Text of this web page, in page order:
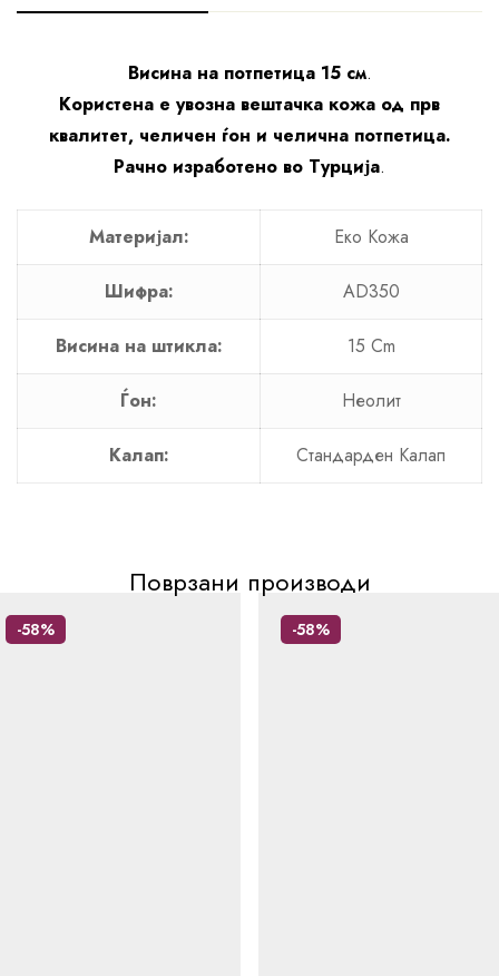
Висина на потпетица 15 см.
Користена е увозна вештачка кожа од прв
квалитет, челичен ѓон и челична потпетица.
Рачно изработено во Турција.
Материјал: Еко Кожa
Шифра: AD350
Висина на штикла: 15 Cm
Ѓон: Неолит
Калап: Стандарден Калап
Поврзани производи
-58% -58%